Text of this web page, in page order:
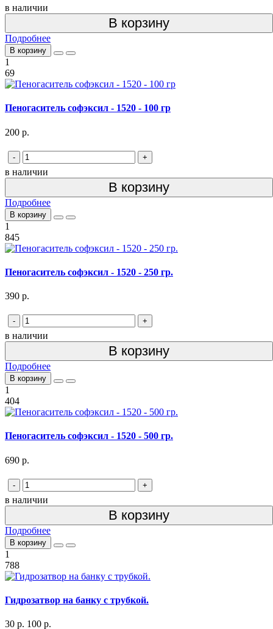
в наличии
В корзину
Подробнее
В корзину
1
69
Пеногаситель софэксил - 1520 - 100 гр
200 р.
- +
в наличии
В корзину
Подробнее
В корзину
1
845
Пеногаситель софэксил - 1520 - 250 гр.
390 р.
- +
в наличии
В корзину
Подробнее
В корзину
1
404
Пеногаситель софэксил - 1520 - 500 гр.
690 р.
- +
в наличии
В корзину
Подробнее
В корзину
1
788
Гидрозатвор на банку с трубкой.
30 р. 100 р.